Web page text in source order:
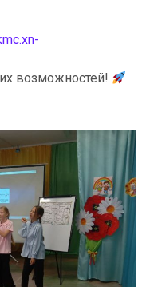
возможностей!